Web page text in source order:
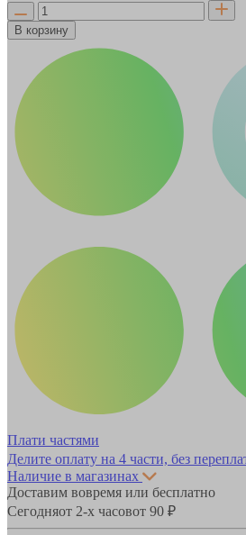
В корзину
Плати частями
Делите оплату на 4 части, без
Наличие в магазинах
Доставим вовремя или бесплатно
Сегодняот 2-х часовот 90 ₽